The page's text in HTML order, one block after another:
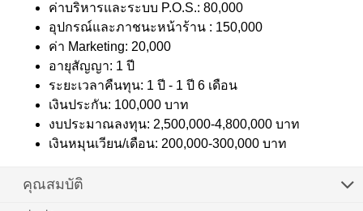
ค่าบริหารและระบบ P.O.S.: 80,000
อุปกรณ์และภาชนะหน้าร้าน : 150,000
ค่า Marketing: 20,000
อายุสัญญา: 1 ปี
ระยะเวลาคืนทุน: 1 ปี - 1 ปี 6 เดือน
เงินประกัน: 100,000 บาท
งบประมาณลงทุน: 2,500,000-4,800,000 บาท
เงินหมุนเวียน/เดือน: 200,000-300,000 บาท
คุณสมบัติ